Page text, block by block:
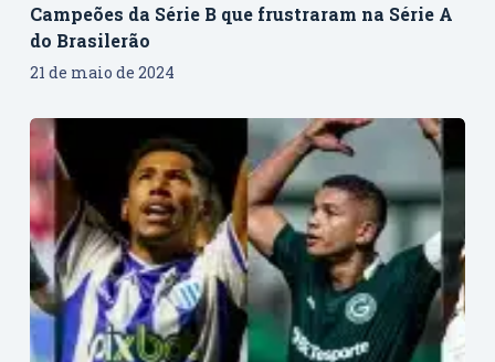
Campeões da Série B que frustraram na Série A
do Brasilerão
21 de maio de 2024